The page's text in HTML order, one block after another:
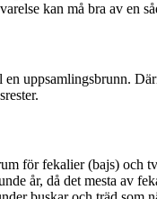
kan må bra av en
uppsamlingsbrunn.
för fekalier (bajs) och
år, då det mesta av